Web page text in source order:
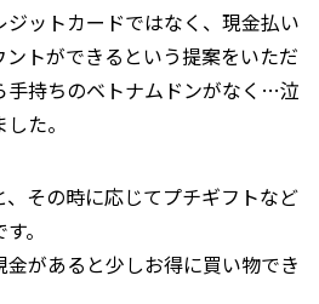
ットカードではなく、現金払い
トができるという提案をいただ
手持ちのベトナムドンがなく…泣
た。
その時に応じてプチギフトなど
。
があると少しお得に買い物でき